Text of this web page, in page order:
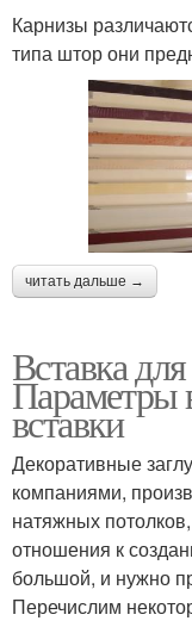
Карнизы
типа штор они
читать дальше →
Вставка
Параметры
вставки
Декоративные
компаниями,
натяжных
отношения к
большой, и нужно
Перечислим